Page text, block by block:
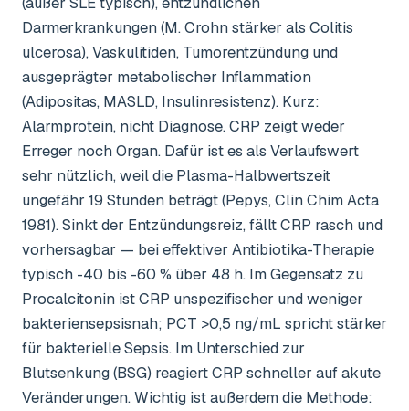
Darmerkrankungen (M. Crohn stärker als Colitis
ulcerosa), Vaskulitiden, Tumorentzündung und
ausgeprägter metabolischer Inflammation
(Adipositas, MASLD, Insulinresistenz). Kurz:
Alarmprotein, nicht Diagnose. CRP zeigt weder
Erreger noch Organ. Dafür ist es als Verlaufswert
sehr nützlich, weil die Plasma-Halbwertszeit
ungefähr 19 Stunden beträgt (Pepys, Clin Chim Acta
1981). Sinkt der Entzündungsreiz, fällt CRP rasch und
vorhersagbar — bei effektiver Antibiotika-Therapie
typisch -40 bis -60 % über 48 h. Im Gegensatz zu
Procalcitonin ist CRP unspezifischer und weniger
bakteriensepsisnah; PCT >0,5 ng/mL spricht stärker
für bakterielle Sepsis. Im Unterschied zur
Blutsenkung (BSG) reagiert CRP schneller auf akute
Veränderungen. Wichtig ist außerdem die Methode: